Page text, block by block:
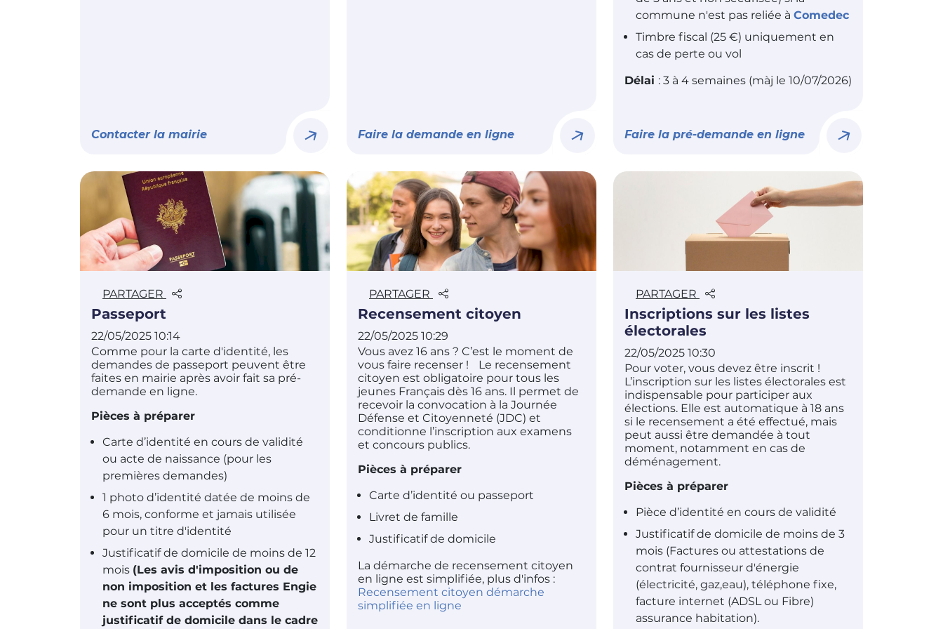
Contacter la mairie Faire la demande en ligne
commune n'est pas reliée à Comedec
Timbre fiscal (25 €) uniquement en
cas de perte ou vol
Délai : 3 à 4 semaines (màj le 10/07/2026)
Faire la pré-demande en ligne
PARTAGER
Passeport
22/05/2025 10:14
Comme pour la carte d'identité, les
demandes de passeport peuvent être
faites en mairie après avoir fait sa pré-
demande en ligne.
Pièces à préparer
Carte d’identité en cours de validité
ou acte de naissance (pour les
premières demandes)
1 photo d’identité datée de moins de
6 mois, conforme et jamais utilisée
pour un titre d'identité
Justificatif de domicile de moins de 12
mois (Les avis d'imposition ou de
non imposition et les factures Engie
ne sont plus acceptés comme
justificatif de domicile dans le cadre
PARTAGER
Recensement citoyen
22/05/2025 10:29
Vous avez 16 ans ? C’est le moment de
vous faire recenser ! Le recensement
citoyen est obligatoire pour tous les
jeunes Français dès 16 ans. Il permet de
recevoir la convocation à la Journée
Défense et Citoyenneté (JDC) et
conditionne l’inscription aux examens
et concours publics.
Pièces à préparer
Carte d’identité ou passeport
Livret de famille
Justificatif de domicile
La démarche de recensement citoyen
en ligne est simplifiée, plus d'infos :
Recensement citoyen démarche
simplifiée en ligne
PARTAGER
Inscriptions sur les listes
électorales
22/05/2025 10:30
Pour voter, vous devez être inscrit !
L’inscription sur les listes électorales est
indispensable pour participer aux
élections. Elle est automatique à 18 ans
si le recensement a été effectué, mais
peut aussi être demandée à tout
moment, notamment en cas de
déménagement.
Pièces à préparer
Pièce d’identité en cours de validité
Justificatif de domicile de moins de 3
mois (Factures ou attestations de
contrat fournisseur d'énergie
(électricité, gaz,eau), téléphone fixe,
facture internet (ADSL ou Fibre)
assurance habitation).